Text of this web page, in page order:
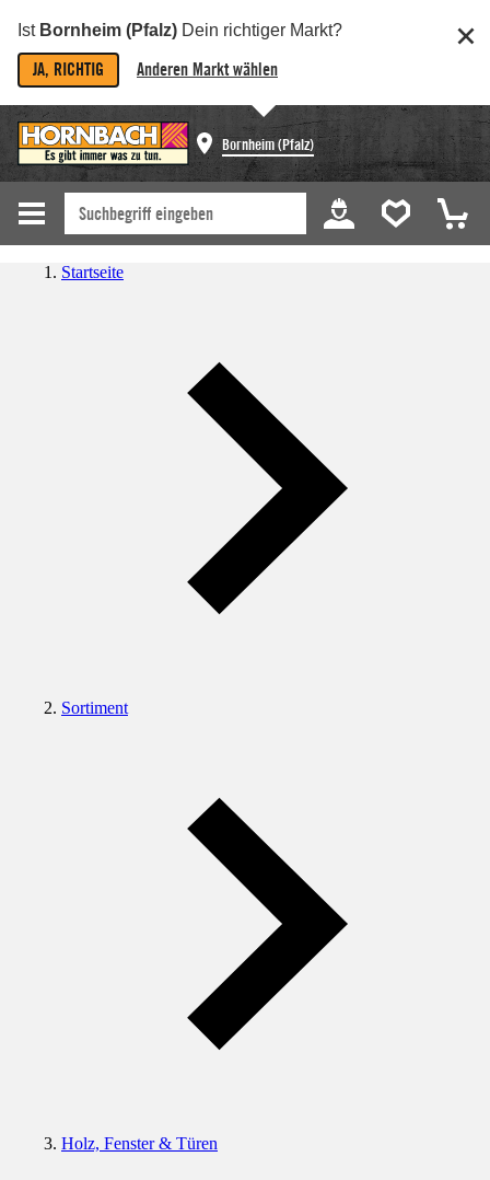
Ist Bornheim (Pfalz) Dein richtiger Markt?
JA, RICHTIG Anderen Markt wählen
Bornheim (Pfalz)
Startseite
Sortiment
Holz, Fenster & Türen